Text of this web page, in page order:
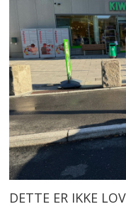
DETTE ER IKKE